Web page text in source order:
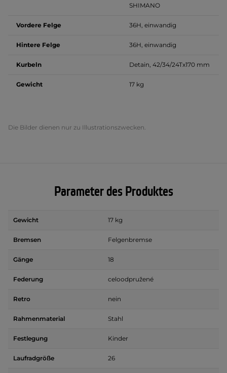
SHIMANO
Vordere Felge 36H, einwandig
Hintere Felge 36H, einwandig
Kurbeln Detain, 42/34/24Tx170 mm
Gewicht 17 kg
Die Bilder dienen nur zu Illustrationszwecken.
Parameter des Produktes
Gewicht 17 kg
Bremsen Felgenbremse
Gänge 18
Federung celoodpružené
Retro nein
Rahmenmaterial Stahl
Festlegung Kinder
Laufradgröße 26